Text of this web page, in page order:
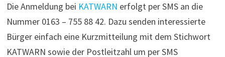
Die Anmeldung bei KATWARN erfolgt per SMS an die
Nummer 0163 – 755 88 42. Dazu senden interessierte
Bürger einfach eine Kurzmitteilung mit dem Stichwort
KATWARN sowie der Postleitzahl um per SMS